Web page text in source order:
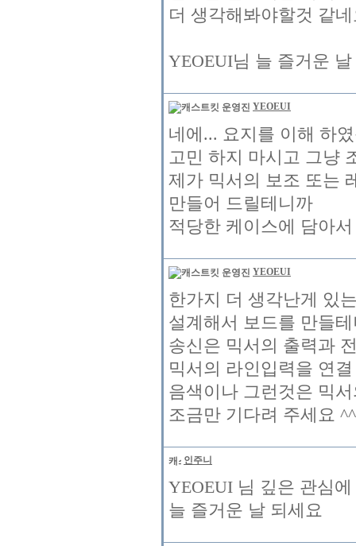
더 생각해봐야할것 같
YEOEUI님 늘 즐거운
YEOEUI
네에... 요지를 이해 하
고민 하지 마시고 그냥
제가 믹서의 보조 또는
만들어 드릴테니까
적당한 케이스에 담아
YEOEUI
한가지 더 생각난게 있
설계해서 보드를 만들
송신은 믹서의 출력과
믹서의 라인입력을 연
음색이나 그런것은 믹
조금만 기다려 주세요 ^^
인주니
YEOEUI 님 깊은 관심
늘 즐거운 날 되세요